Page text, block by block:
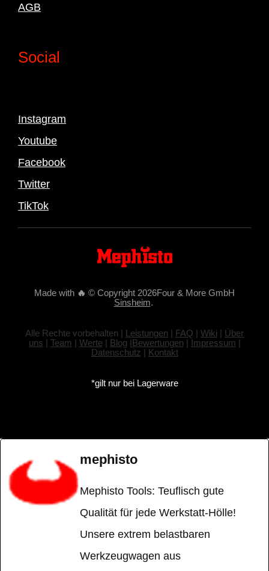
AGB
Social
Instagram
Youtube
Facebook
Twitter
TikTok
Made with 🔥 © Copyright 2026Four & More GmbH
Sinsheim.
Alle Rechte vorbehalten | Leistungen | FAQ | Wiki | Über
uns | Team | Werte| Blog |Bewertungen | Impressum |
Datenschutz | Kontakt
*gilt nur bei Lagerware
mephisto
Mephisto Tools: Teuflisch gute
Qualität für jede Werkstatt-Hölle!
Unsere extrem belastbaren
Werkzeugwagen aus